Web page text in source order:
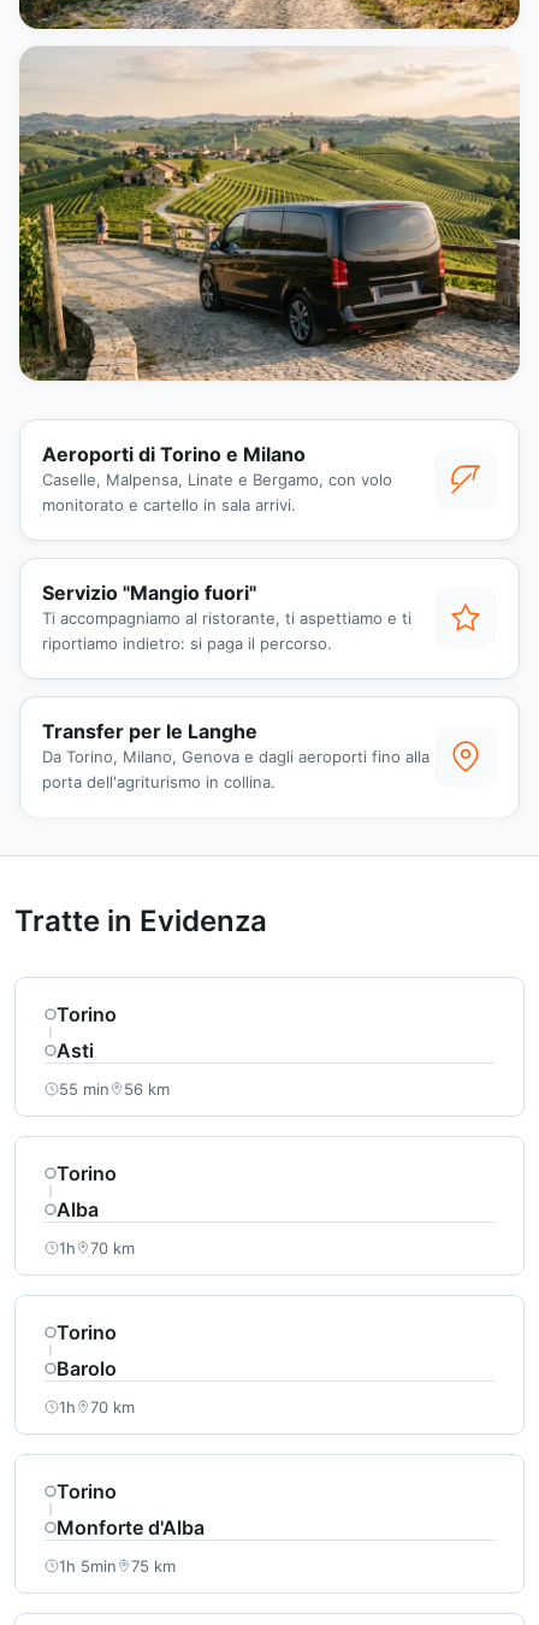
Aeroporti di Torino e Milano
Caselle, Malpensa, Linate e Bergamo, con volo
monitorato e cartello in sala arrivi.
Servizio "Mangio fuori"
Ti accompagniamo al ristorante, ti aspettiamo e ti
riportiamo indietro: si paga il percorso.
Transfer per le Langhe
Da Torino, Milano, Genova e dagli aeroporti fino alla
porta dell'agriturismo in collina.
Tratte in Evidenza
Torino
Asti
55 min 56 km
Torino
Alba
1h 70 km
Torino
Barolo
1h 70 km
Torino
Monforte d'Alba
1h 5min 75 km